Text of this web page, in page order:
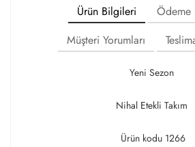
Ürün Bilgileri
Ödeme
Müşteri Yorumları
Yeni Sezon
Nihal Etekli Takım
Ürün kodu 1266